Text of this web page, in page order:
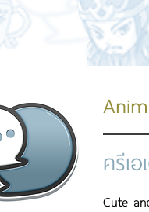
ครีเ
Cute